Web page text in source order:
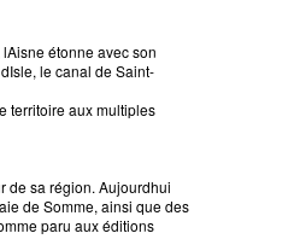
étonne avec son
le canal de Saint-
territoire aux multiples
de sa région. Aujourdhui
de Somme, ainsi que des
paru aux éditions